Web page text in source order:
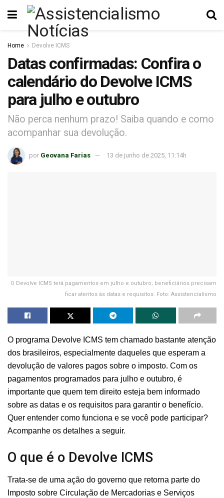
Home Devolve ICMS
Datas confirmadas: Confira o
calendário do Devolve ICMS
para julho e outubro
Não perca nenhum prazo! Saiba quando e como
acompanhar sua devolução.
por Geovana Farias 13 de junho de 2025, 11:14h
O Devolve ICMS terá pagamentos em julho e outubro; beneficiários precisam
ficar atentos às datas e requisitos. Foto: Assistencialismo
O programa Devolve ICMS tem chamado bastante atenção
dos brasileiros, especialmente daqueles que esperam a
devolução de valores pagos sobre o imposto. Com os
pagamentos programados para julho e outubro, é
importante que quem tem direito esteja bem informado
sobre as datas e os requisitos para garantir o benefício.
Quer entender como funciona e se você pode participar?
Acompanhe os detalhes a seguir.
O que é o Devolve ICMS
Trata-se de uma ação do governo que retorna parte do
Imposto sobre Circulação de Mercadorias e Serviços